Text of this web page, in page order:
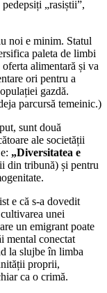
„rasiștii”,
noi e minim. Statul
paleta de limbi
alimentară și va
ori pentru a
gazdă.
parcursă temeinic.)
sunt două
ale societății
„Diversitatea e
din tribună) și pentru
e că s-a dovedit
unei
un emigrant poate
mental conectat
la slujbe în limba
proprii,
ca o crimă.